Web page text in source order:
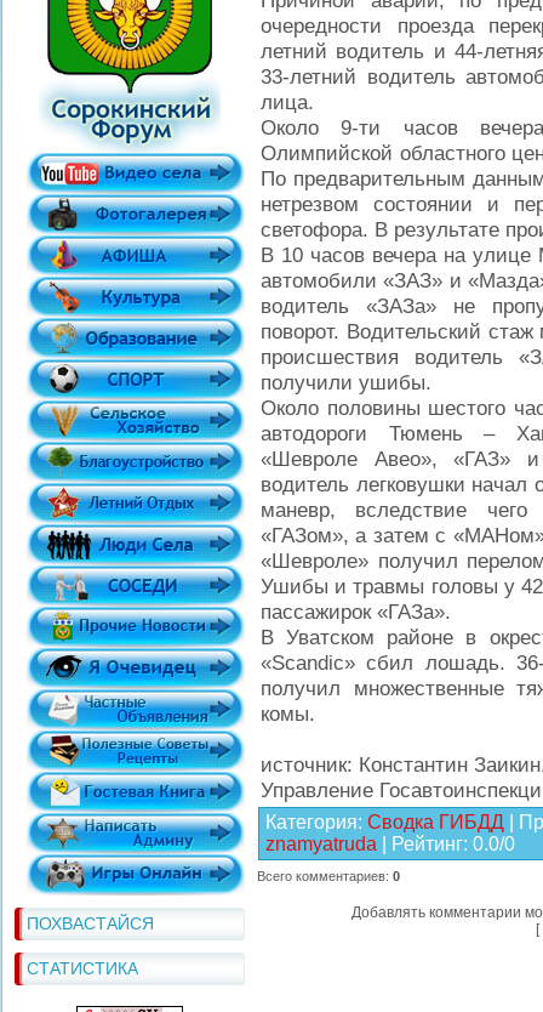
ПОХВАСТАЙСЯ
СТАТИСТИКА
очередности проезда
летний водитель и 44-
33-летний водитель
лица.
Около 9-ти часов
Олимпийской областного
По предварительным
нетрезвом состоянии и
светофора. В результате
В 10 часов вечера на
автомобили «ЗАЗ» и
водитель «ЗАЗа» не
поворот. Водительский
происшествия водитель
получили ушибы.
Около половины шестого
автодороги Тюмень –
«Шевроле Авео», «ГАЗ»
водитель легковушки начал
маневр, вследствие
«ГАЗом», а затем с
«Шевроле» получил
Ушибы и травмы головы у
пассажирок «ГАЗа».
В Уватском районе в
«Scandic» сбил лошадь.
получил множественные
комы.
источник: Константин
Управление
Категория: Сводка ГИБДД
znamyatruda
Рейтинг: 0.0/0
Всего комментариев: 0
Добавлять комментарии
[